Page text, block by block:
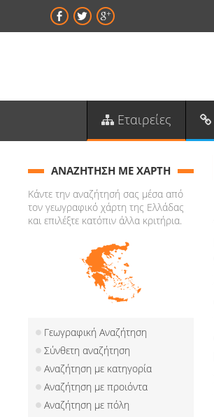
Εταιρείες
ΑΝΑΖΗΤΗΣΗ ΜΕ ΧΑΡΤΗ
Κάντε την αναζήτησή σας μέσα από
τον γεωγραφικό χάρτη της Ελλάδας
και επιλέξτε κατόπιν άλλα κριτήρια.
Γεωγραφική Αναζήτηση
Σύνθετη αναζήτηση
Αναζήτηση με κατηγορία
Αναζήτηση με προιόντα
Αναζήτηση με πόλη